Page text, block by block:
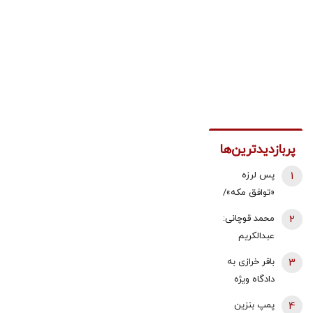
پربازدیدترین‌ها
پس لرزه
«توافق مکه»/
داد: بر علیه
ایران نیست
1
محمد قوچانی:
عبدالکریم
همچنان نسخه
پاکسازی
2
باقر خرازی به
دادگاه ویژه
3
پمپ بنزین
4